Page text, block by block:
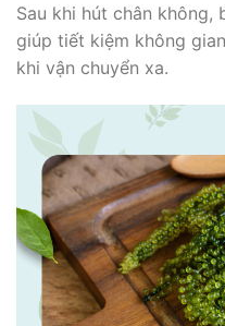
Sau khi hút chân không,
giúp tiết kiệm không
khi vận chuyển xa.